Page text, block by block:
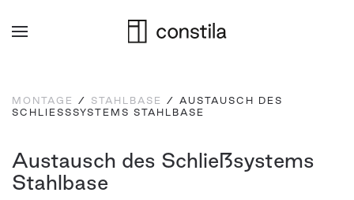
MONTAGE / STAHLBASE
/ AUSTAUSCH DES
SCHLIESSSYSTEMS STAHLBASE
Austausch des Schließsystems
Stahlbase